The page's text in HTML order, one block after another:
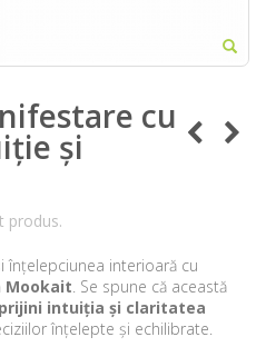
cu
și
produs.
înțelepciunea interioară cu
Mookait. Se spune că această
intuiția și claritatea
înțelepte și echilibrate.